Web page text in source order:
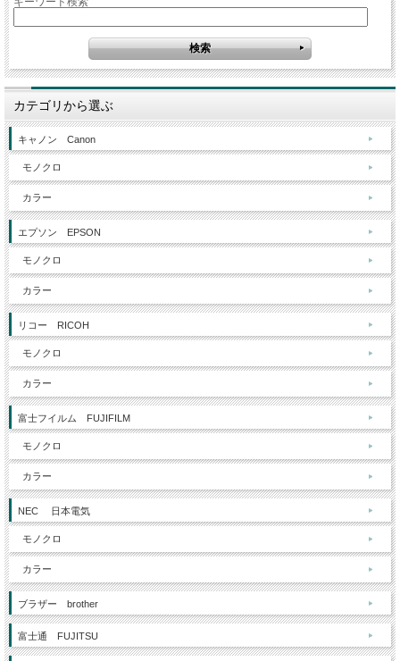
カテゴリから選ぶ
キャノン Canon
モノクロ
カラー
エプソン EPSON
モノクロ
カラー
リコー RICOH
モノクロ
カラー
富士フイルム FUJIFILM
モノクロ
カラー
NEC 日本電気
モノクロ
カラー
ブラザー brother
富士通 FUJITSU